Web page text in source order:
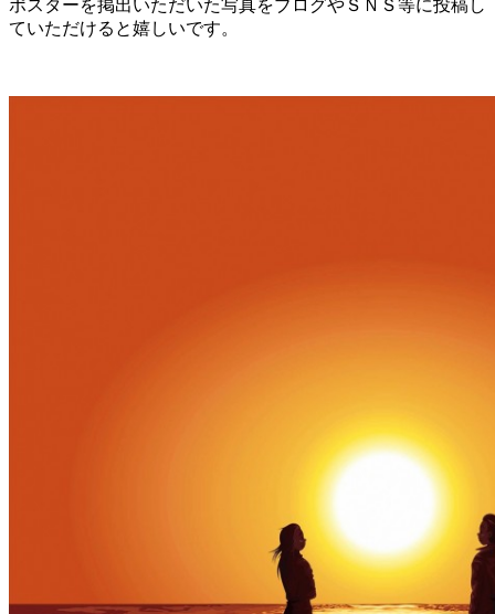
ポスターを掲出いただいた写真をブログやＳＮＳ等に投稿し
ていただけると嬉しいです。